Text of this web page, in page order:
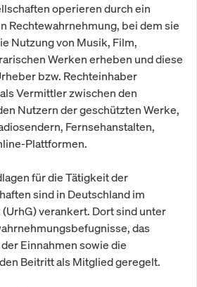
operieren durch ein
Rechtewahrnehmung, bei dem sie
Nutzung von Musik, Film,
Werken erheben und diese
bzw. Rechteinhaber
Vermittler zwischen den
Nutzern der geschützten Werke,
Fernsehanstalten,
Plattformen.
für die Tätigkeit der
sind in Deutschland im
verankert. Dort sind unter
das
Einnahmen sowie die
Beitritt als Mitglied geregelt.